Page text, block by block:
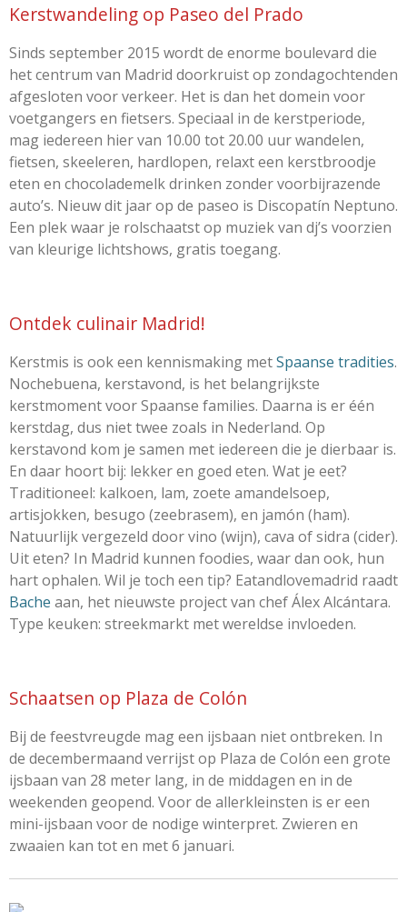
Kerstwandeling op Paseo del Prado
Sinds september 2015 wordt de enorme boulevard die
het centrum van Madrid doorkruist op zondagochtenden
afgesloten voor verkeer. Het is dan het domein voor
voetgangers en fietsers. Speciaal in de kerstperiode,
mag iedereen hier van 10.00 tot 20.00 uur wandelen,
fietsen, skeeleren, hardlopen, relaxt een kerstbroodje
eten en chocolademelk drinken zonder voorbijrazende
auto’s. Nieuw dit jaar op de paseo is Discopatín Neptuno.
Een plek waar je rolschaatst op muziek van dj’s voorzien
van kleurige lichtshows, gratis toegang.
Ontdek culinair Madrid!
Kerstmis is ook een kennismaking metSpaanse tradities.
Nochebuena, kerstavond, is het belangrijkste
kerstmoment voor Spaanse families. Daarna is er één
kerstdag, dus niet twee zoals in Nederland. Op
kerstavond kom je samen met iedereen die je dierbaar is.
En daar hoort bij: lekker en goed eten. Wat je eet?
Traditioneel: kalkoen, lam, zoete amandelsoep,
artisjokken, besugo (zeebrasem), en jamón (ham).
Natuurlijk vergezeld door vino (wijn), cava of sidra (cider).
Uit eten? In Madrid kunnen foodies, waar dan ook, hun
hart ophalen. Wil je toch een tip? Eatandlovemadrid raadt
Bache aan, het nieuwste project van chef Álex Alcántara.
Type keuken: streekmarkt met wereldse invloeden.
Schaatsen op Plaza de Colón
Bij de feestvreugde mag een ijsbaan niet ontbreken. In
de decembermaand verrijst op Plaza de Colón een grote
ijsbaan van 28 meter lang, in de middagen en in de
weekenden geopend. Voor de allerkleinsten is er een
mini-ijsbaan voor de nodige winterpret. Zwieren en
zwaaien kan tot en met 6 januari.